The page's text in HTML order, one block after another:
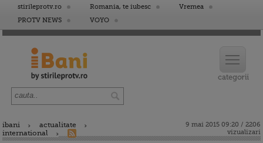
stirileprotv.ro Romania, te iubesc
Vremea
PROTV NEWS
VOYO
ibani
actualitate
international
9 mai 2015 09:20 / 2206
vizualizari